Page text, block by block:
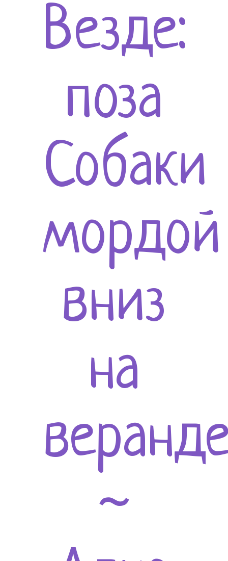
Везде:
поза
Собаки
мордой
вниз
на
~